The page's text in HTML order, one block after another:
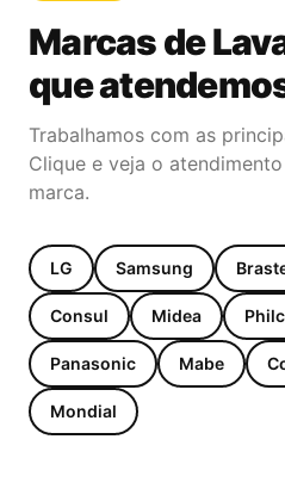
Marcas de
que
Trabalhamos com as
Clique e veja o
marca.
LG Samsung
Consul Midea
Panasonic Mabe
Mondial